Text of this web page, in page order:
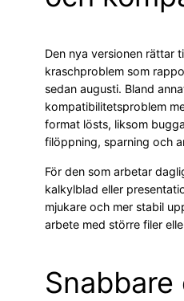
Den nya versionen rättar
kraschproblem som
sedan augusti. Bland
kompatibilitetsproblem
format lösts, liksom
filöppning, sparning och
För den som arbetar
kalkylblad eller
mjukare och mer stabil
arbete med större filer
Snabbare